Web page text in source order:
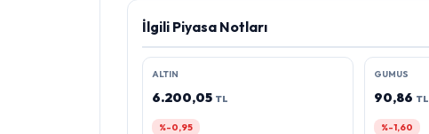
İlgili Piyasa Notları
ALTIN
6.200,05 TL
%-0,95
GUMUS
90,86 TL
%-1,60